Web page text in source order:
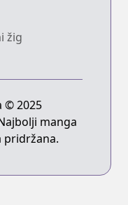
žig
© 2025
manga
pridržana.